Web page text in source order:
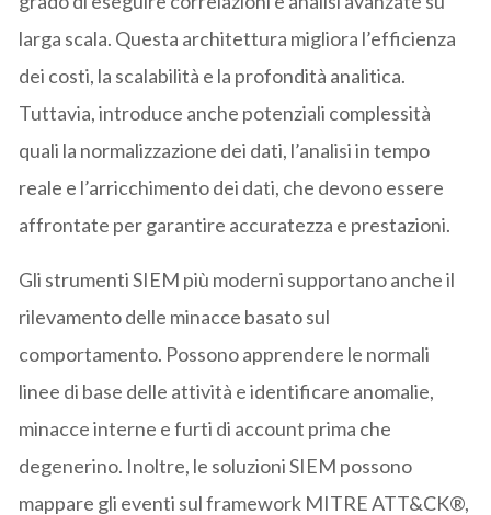
larga scala. Questa architettura migliora l’efficienza
dei costi, la scalabilità e la profondità analitica.
Tuttavia, introduce anche potenziali complessità
quali la normalizzazione dei dati, l’analisi in tempo
reale e l’arricchimento dei dati, che devono essere
affrontate per garantire accuratezza e prestazioni.
Gli strumenti SIEM più moderni supportano anche il
rilevamento delle minacce basato sul
comportamento. Possono apprendere le normali
linee di base delle attività e identificare anomalie,
minacce interne e furti di account prima che
degenerino. Inoltre, le soluzioni SIEM possono
mappare gli eventi sul framework MITRE ATT&CK®,